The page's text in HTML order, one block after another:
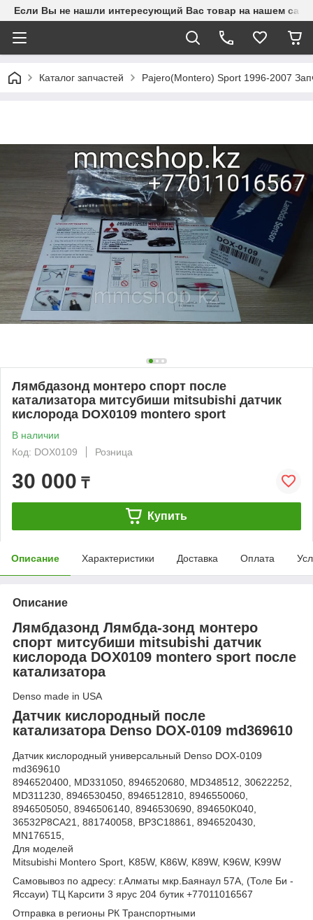
Если Вы не нашли интересующий Вас товар на нашем
Каталог запчастей Pajero(Montero) Sport 1996-2007
Лямбдазонд монтеро спорт после
катализатора митсубиши mitsubishi датчик
кислорода DOX0109 montero sport
В наличии
Код: DOX0109
Розница
30 000 ₸
Купить
Описание Характеристики Доставка Оплата
Описание
Лямбдазонд Лямбда-зонд монтеро
спорт митсубиши mitsubishi датчик
кислорода DOX0109 montero sport после
катализатора
Denso made in USA
Датчик кислородный после
катализатора Denso DOX-0109 md369610
Датчик кислородный универсальный Denso DOX-0109
md369610
8946520400, MD331050, 8946520680, MD348512, 30622252,
MD311230, 8946530450, 8946512810, 8946550060,
8946505050, 8946506140, 8946530690, 894650K040,
36532P8CA21, 881740058, BP3C18861, 8946520430,
MN176515,
Для моделей
Mitsubishi Montero Sport, K85W, K86W, K89W, K96W, K99W
Самовывоз по адресу: г.Алматы мкр.Баянаул 57А, (Толе Би -
Яссауи) ТЦ Карсити 3 ярус 204 бутик +77011016567
Отправка в регионы РК Транспортными